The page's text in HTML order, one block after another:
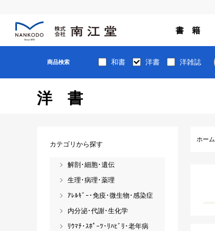
書 籍
商品検索 和書 洋書 洋雑誌
洋書
ホーム
カテゴリから探す
解剖･細胞･遺伝
生理･病理･薬理
ｱﾚﾙｷﾞｰ･免疫･微生物･感染症
内分泌･代謝･生化学
ﾘｳﾏﾁ･ｽﾎﾟｰﾂ･ﾘﾊﾋﾞﾘ･老年病